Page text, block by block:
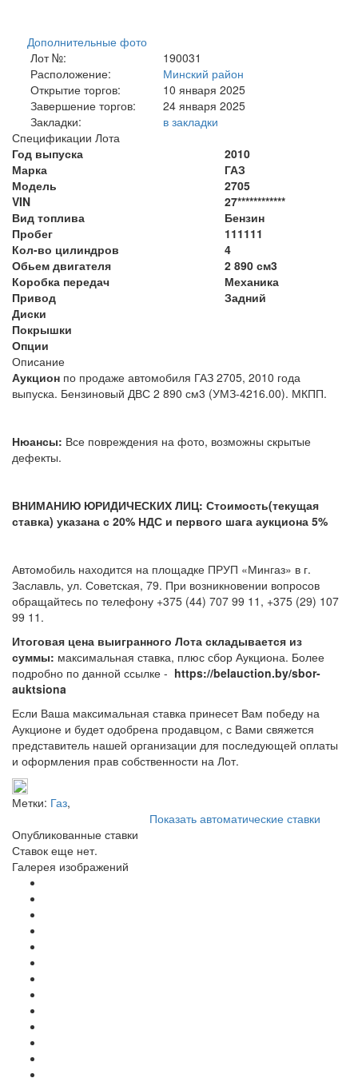
Дополнительные фото
Лот №:
190031
Расположение:
Минский район
Открытие торгов:
10 января 2025
Завершение торгов:
24 января 2025
Закладки:
в закладки
Спецификации Лота
Год выпуска
2010
Марка
ГАЗ
Модель
2705
VIN
27************
Вид топлива
Бензин
Пробег
111111
Кол-во цилиндров
4
Обьем двигателя
2 890 см3
Коробка передач
Механика
Привод
Задний
Диски
Покрышки
Опции
Описание
Аукцион по продаже автомобиля ГАЗ 2705, 2010 года
выпуска. Бензиновый ДВС 2 890 см3 (УМЗ-4216.00). МКПП.
Нюансы: Все повреждения на фото, возможны скрытые
дефекты.
ВНИМАНИЮ ЮРИДИЧЕСКИХ ЛИЦ: Стоимость(текущая
ставка) указана с 20% НДС и первого шага аукциона 5%
Автомобиль находится на площадке ПРУП «Мингаз» в г.
Заславль, ул. Советская, 79. При возникновении вопросов
обращайтесь по телефону +375 (44) 707 99 11, +375 (29) 107
99 11.
Итоговая цена выигранного Лота складывается из
суммы: максимальная ставка, плюс сбор Аукциона. Более
подробно по данной ссылке - https://belauction.by/sbor-
auktsiona
Если Ваша максимальная ставка принесет Вам победу на
Аукционе и будет одобрена продавцом, с Вами свяжется
представитель нашей организации для последующей оплаты
и оформления прав собственности на Лот.
Метки: Газ,
Показать автоматические ставки
Опубликованные ставки
Ставок еще нет.
Галерея изображений